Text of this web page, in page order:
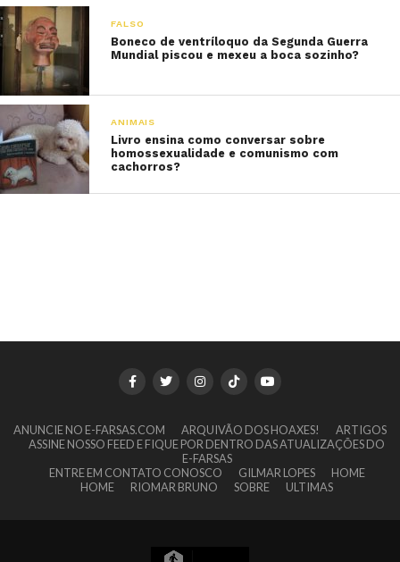
FALSO
Boneco de ventríloquo da Segunda Guerra
Mundial piscou e mexeu a boca sozinho?
ANIMAIS
Livro ensina como conversar sobre
homossexualidade e comunismo com
cachorros?
ANUNCIE NO E-FARSAS.COM ARQUIVÃO DOS HOAXES!
ARTIGOS
ASSINE NOSSO FEED E FIQUE POR DENTRO DAS ATUALIZAÇÕES DO
E-FARSAS
ENTRE EM CONTATO CONOSCO
GILMAR LOPES
HOME
HOME
RIOMAR BRUNO SOBRE ULTIMAS